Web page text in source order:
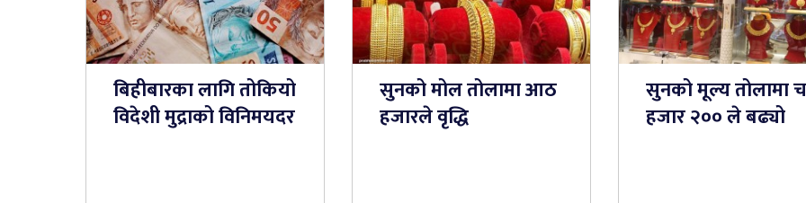
बिहीबारका लागि तोकियो
विदेशी मुद्राको विनिमयदर
सुनको मोल तोलामा आठ
हजारले वृद्धि
सुनको मूल्य तोलामा
हजार २०० ले बढ्यो